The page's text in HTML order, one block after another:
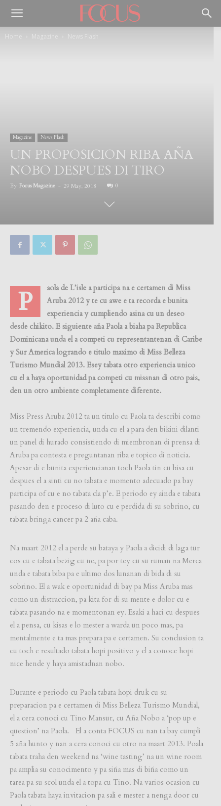
Home Magazine News Flash
Magazine News Flash
UN PROPOSICION RIBA AÑA
NOBO DESPUES DI TIRO
By Focus Magazine - 29 May, 2018 0
P
aola de L’isle a participa na e certamen di Miss
Aruba 2012 y te cu awe e ta recorda e bunita
experiencia y cumpliendo asina cu un deseo
desde chikito. E siguiente aña Paola a biaha pa Republica
Dominicana unda el a competi cu representantenan di Caribe
y Sur America logrando e titulo maximo di Miss Belleza
Turismo Mundial 2013. Esey tabata otro experiencia unico
cu el a haya oportunidad pa competi cu missnan di otro pais,
den un otro ambiente completamente diferente.
Miss Press Aruba 2012 ta un titulo cu Paola ta describi como
un tremendo experiencia, unda cu el a para den bikini dilanti
un panel di hurado consistiendo di miembronan di prensa di
Aruba pa contesta e preguntanan riba e topico di noticia.
Apesar di e bunita experiencianan toch Paola tin cu bisa cu
despues el a sinti cu no tabata e momento adecuado pa bay
participa of cu e no tabata cla p’e. E periodo ey ainda e tabata
pasando den e proceso di luto cu e perdida di su sobrino, cu
tabata bringa cancer pa 2 aña caba.
Na maart 2012 el a perde su bataya y Paola a dicidi di laga tur
cos cu e tabata bezig cu ne, pa por tey cu su ruman na Merca
unda e tabata biba pa e ultimo dos lunanan di bida di su
sobrino. El a wak e oportunidad di bay pa Miss Aruba mas
como un distraccion, pa kita for di su mente e dolor cu e
tabata pasando na e momentonan ey. Esaki a haci cu despues
el a pensa, cu kisas e lo mester a warda un poco mas, pa
mentalmente e ta mas prepara pa e certamen. Su conclusion ta
cu toch e resultado tabata hopi positivo y el a conoce hopi
nice hende y haya amistadnan nobo.
Durante e periodo cu Paola tabata hopi druk cu su
preparacion pa e certamen di Miss Belleza Turismo Mundial,
el a cera conoci cu Tino Mansur, cu Aña Nobo a ‘pop up e
question’ na Paola. El a conta FOCUS cu nan ta bay cumpli
5 aña hunto y nan a cera conoci cu otro na maart 2013. Poala
tabata traha den weekend na ‘wine tasting’ na un wine room
pa amplia su conocimento y pa siña mas di biña como un
tarea pa su scol unda el a topa cu Tino. Na varios ocasion cu
Paola tabata haya invitacion pa sali e mester a nenga door cu